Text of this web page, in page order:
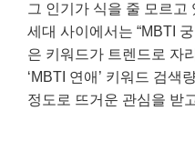
그 인기가 식을 줄 모르고
세대 사이에서는 “MBTI
은 키워드가 트렌드로 자
‘MBTI 연애’ 키워드 검색
정도로 뜨거운 관심을 받